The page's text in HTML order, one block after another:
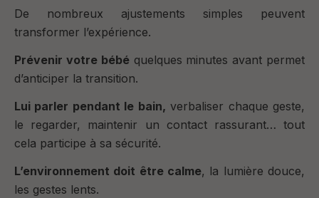
De nombreux ajustements simples peuvent
transformer l’expérience.
Prévenir votre bébéquelques minutes avant permet
d’anticiper la transition.
Lui parler pendant le bain, verbaliser chaque geste,
le regarder, maintenir un contact rassurant… tout
cela participe à sa sécurité.
L’environnement doit être calme, la lumière douce,
les gestes lents.